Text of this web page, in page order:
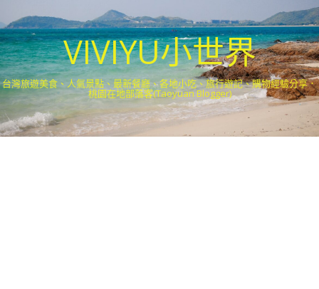
VIVIYU小世界
台灣旅遊美食、人氣景點、最新餐廳、各地小吃、旅行遊記、購物經驗分享．
桃園在地部落客(Taoyuan Blogger)